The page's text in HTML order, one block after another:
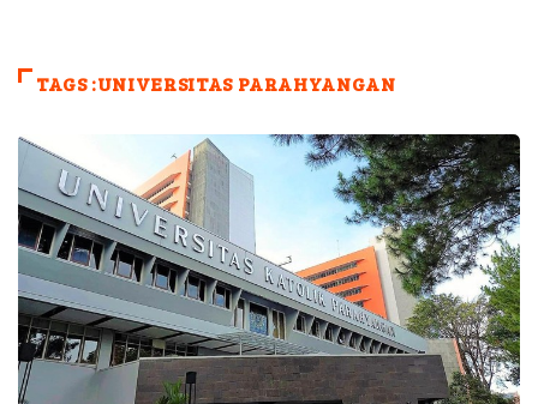
TAGS :UNIVERSITAS PARAHYANGAN